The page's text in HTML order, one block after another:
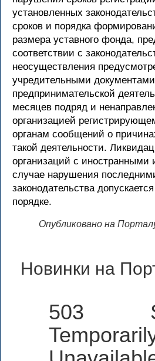
установленных
сроков и порядка
размера уставного фонда,
соответствии с
неосуществления
учредительными документами
предпринимательской
месяцев подряд и
организацией
органам сообщений о
такой деятельности.
организаций с иностранными
случае нарушения
законодательства
порядке.
Опубликовано на
Новинки на
503